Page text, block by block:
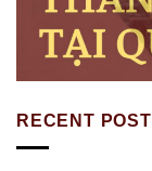
RECENT